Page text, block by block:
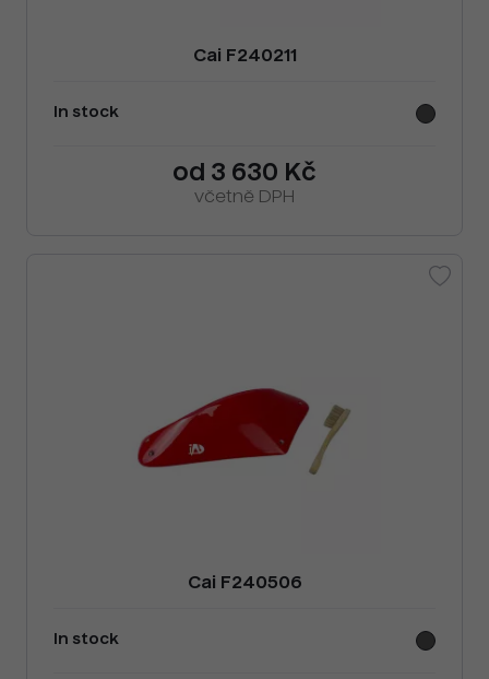
Cai F240211
In stock
od 3 630 Kč
včetně DPH
Cai F240506
In stock